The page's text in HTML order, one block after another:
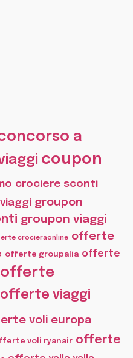
a
coupon
crociere sconti
groupon
groupon viaggi
crocieraonline offerte
offerte groupalia offerte
offerte
offerte viaggi
voli europa
voli ryanair offerte